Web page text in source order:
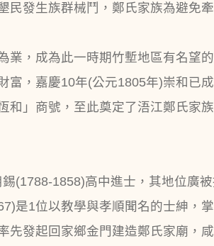
民發生族群械鬥，鄭氏家族為避免
業，成為此一時期竹塹地區有名望
富，嘉慶10年(公元1805年)崇和已
和」商號，至此奠定了浯江鄭氏家
(1788-1858)高中進士，其地位廣
是1位以教學與孝順聞名的士紳，
先發起回家鄉金門建造鄭氏家廟，